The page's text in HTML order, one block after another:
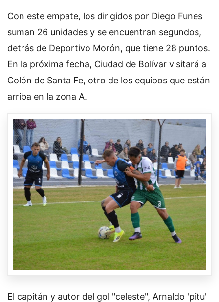
Con este empate, los dirigidos por Diego Funes
suman 26 unidades y se encuentran segundos,
detrás de Deportivo Morón, que tiene 28 puntos.
En la próxima fecha, Ciudad de Bolívar visitará a
Colón de Santa Fe, otro de los equipos que están
arriba en la zona A.
El capitán y autor del gol "celeste", Arnaldo 'pitu'